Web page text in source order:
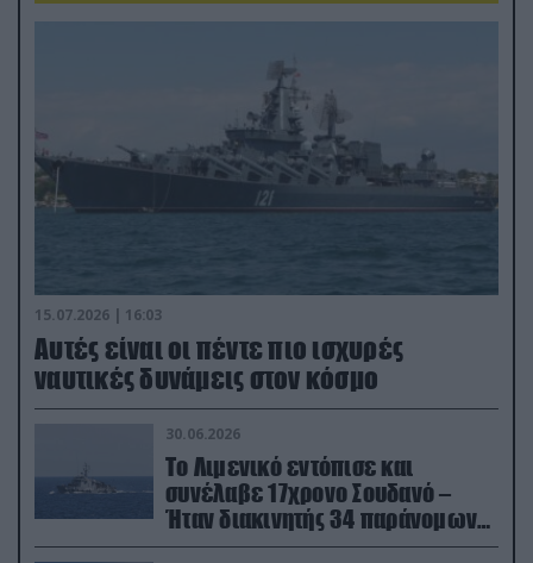
15.07.2026 | 16:03
Aυτές είναι οι πέντε πιο ισχυρές
ναυτικές δυνάμεις στον κόσμο
30.06.2026
Το Λιμενικό εντόπισε και
συνέλαβε 17χρονο Σουδανό –
Ήταν διακινητής 34 παράνομων
μεταναστών